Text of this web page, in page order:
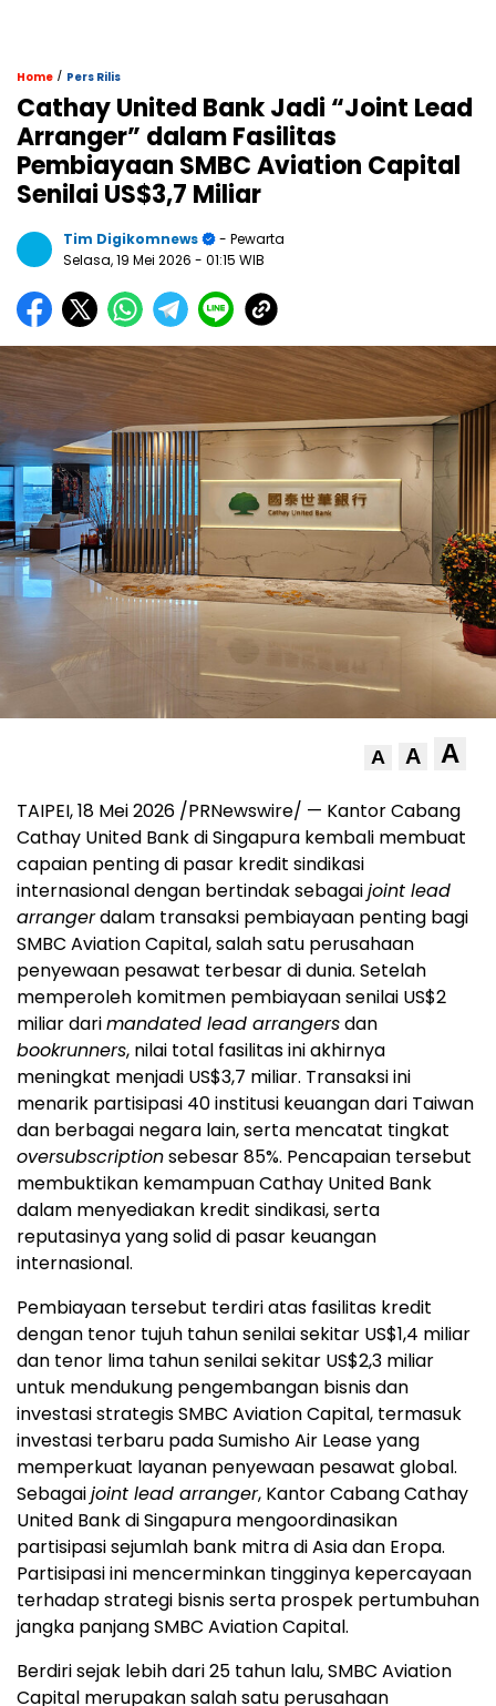
Home / Pers Rilis
Cathay United Bank Jadi “Joint Lead
Arranger” dalam Fasilitas
Pembiayaan SMBC Aviation Capital
Senilai US$3,7 Miliar
Tim Digikomnews
- Pewarta
Selasa, 19 Mei 2026 - 01:15 WIB
A A A
TAIPEI, 18 Mei 2026 /PRNewswire/ — Kantor Cabang
Cathay United Bank di Singapura kembali membuat
capaian penting di pasar kredit sindikasi
internasional dengan bertindak sebagaijoint lead
arrangerdalam transaksi pembiayaan penting bagi
SMBC Aviation Capital, salah satu perusahaan
penyewaan pesawat terbesar di dunia. Setelah
memperoleh komitmen pembiayaan senilai US$2
miliar darimandated lead arrangersdan
bookrunners, nilai total fasilitas ini akhirnya
meningkat menjadi US$3,7 miliar. Transaksi ini
menarik partisipasi 40 institusi keuangan dari Taiwan
dan berbagai negara lain, serta mencatat tingkat
oversubscriptionsebesar 85%. Pencapaian tersebut
membuktikan kemampuan Cathay United Bank
dalam menyediakan kredit sindikasi, serta
reputasinya yang solid di pasar keuangan
internasional.
Pembiayaan tersebut terdiri atas fasilitas kredit
dengan tenor tujuh tahun senilai sekitar US$1,4 miliar
dan tenor lima tahun senilai sekitar US$2,3 miliar
untuk mendukung pengembangan bisnis dan
investasi strategis SMBC Aviation Capital, termasuk
investasi terbaru pada Sumisho Air Lease yang
memperkuat layanan penyewaan pesawat global.
Sebagaijoint lead arranger, Kantor Cabang Cathay
United Bank di Singapura mengoordinasikan
partisipasi sejumlah bank mitra di Asia dan Eropa.
Partisipasi ini mencerminkan tingginya kepercayaan
terhadap strategi bisnis serta prospek pertumbuhan
jangka panjang SMBC Aviation Capital.
Berdiri sejak lebih dari 25 tahun lalu, SMBC Aviation
Capital merupakan salah satu perusahaan